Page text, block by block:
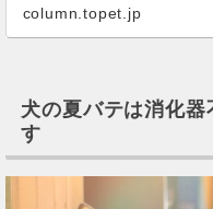
column.topet.jp
犬の夏バテは消化器
す